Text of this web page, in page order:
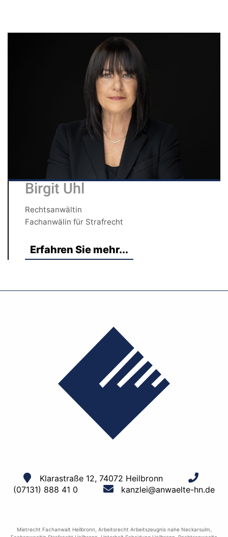
Birgit Uhl
Rechtsanwältin
Fachanwälin für Strafrecht
Erfahren Sie mehr...
Klarastraße 12, 74072 Heilbronn
(07131) 888 41 0
kanzlei@anwaelte-hn.de
Mietrecht Fachanwalt Heilbronn Arbeitsrecht Arbeitszeugnis nahe Neckarsulm